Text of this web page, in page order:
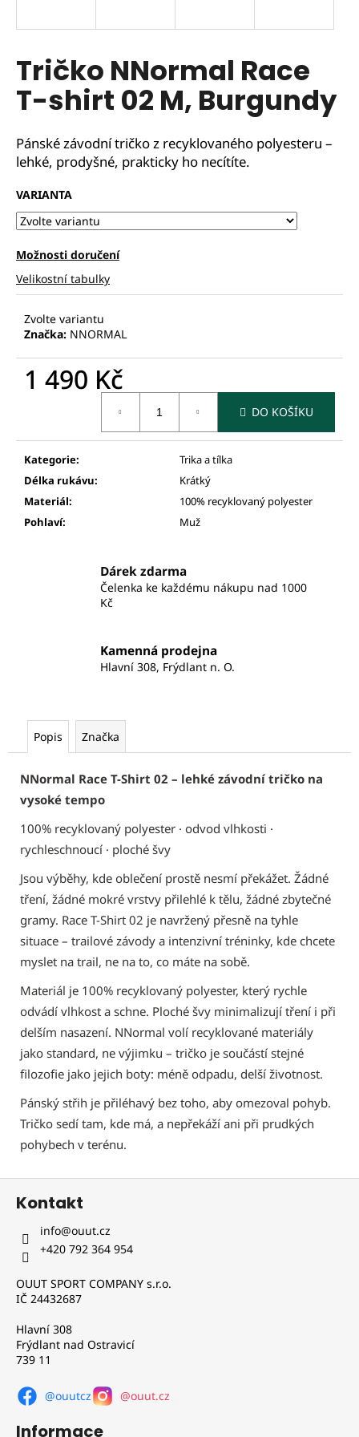
Tričko NNormal Race
T-shirt 02 M, Burgundy
Pánské závodní tričko z recyklovaného polyesteru –
lehké, prodyšné, prakticky ho necítíte.
VARIANTA
Možnosti doručení
Velikostní tabulky
Zvolte variantu
Značka: NNORMAL
1 490 Kč
DO KOŠÍKU
Kategorie:
Trika a tílka
Délka rukávu:
Krátký
Materiál:
100% recyklovaný polyester
Pohlaví: Muž
Dárek zdarma
Čelenka ke každému nákupu nad 1000
Kč
Kamenná prodejna
Hlavní 308, Frýdlant n. O.
Popis Značka
NNormal Race T-Shirt 02 – lehké závodní tričko na
vysoké tempo
100% recyklovaný polyester · odvod vlhkosti ·
rychleschnoucí · ploché švy
Jsou výběhy, kde oblečení prostě nesmí překážet. Žádné
tření, žádné mokré vrstvy přilehlé k tělu, žádné zbytečné
gramy. Race T-Shirt 02 je navržený přesně na tyhle
situace – trailové závody a intenzivní tréninky, kde chcete
myslet na trail, ne na to, co máte na sobě.
Materiál je 100% recyklovaný polyester, který rychle
odvádí vlhkost a schne. Ploché švy minimalizují tření i při
delším nasazení. NNormal volí recyklované materiály
jako standard, ne výjimku – tričko je součástí stejné
filozofie jako jejich boty: méně odpadu, delší životnost.
Pánský střih je přiléhavý bez toho, aby omezoval pohyb.
Tričko sedí tam, kde má, a nepřekáží ani při prudkých
pohybech v terénu.
Z
Kontakt
info@ouut.cz
+420 792 364 954
OUUT SPORT COMPANY s.r.o.
IČ 24432687
Hlavní 308
Frýdlant nad Ostravicí
739 11
@ouutcz @ouut.cz
Informace